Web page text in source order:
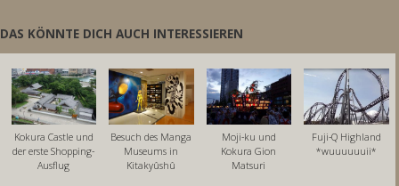
DAS KÖNNTE DICH AUCH INTERESSIEREN
Kokura Castle und
der erste Shopping-
Ausflug
Besuch des Manga
Museums in
Kitakyûshû
Moji-ku und
Kokura Gion
Matsuri
Fuji-Q Highland
*wuuuuuuii*